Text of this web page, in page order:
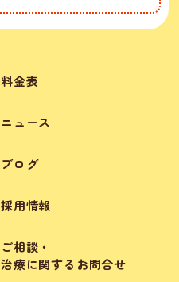
料金表
ニュース
ブログ
採用情報
ご相談・
治療に関するお問合せ